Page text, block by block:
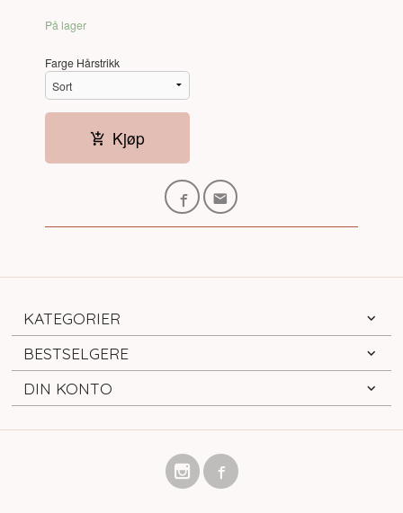
På lager
Farge Hårstrikk
Kjøp
KATEGORIER
BESTSELGERE
DIN KONTO